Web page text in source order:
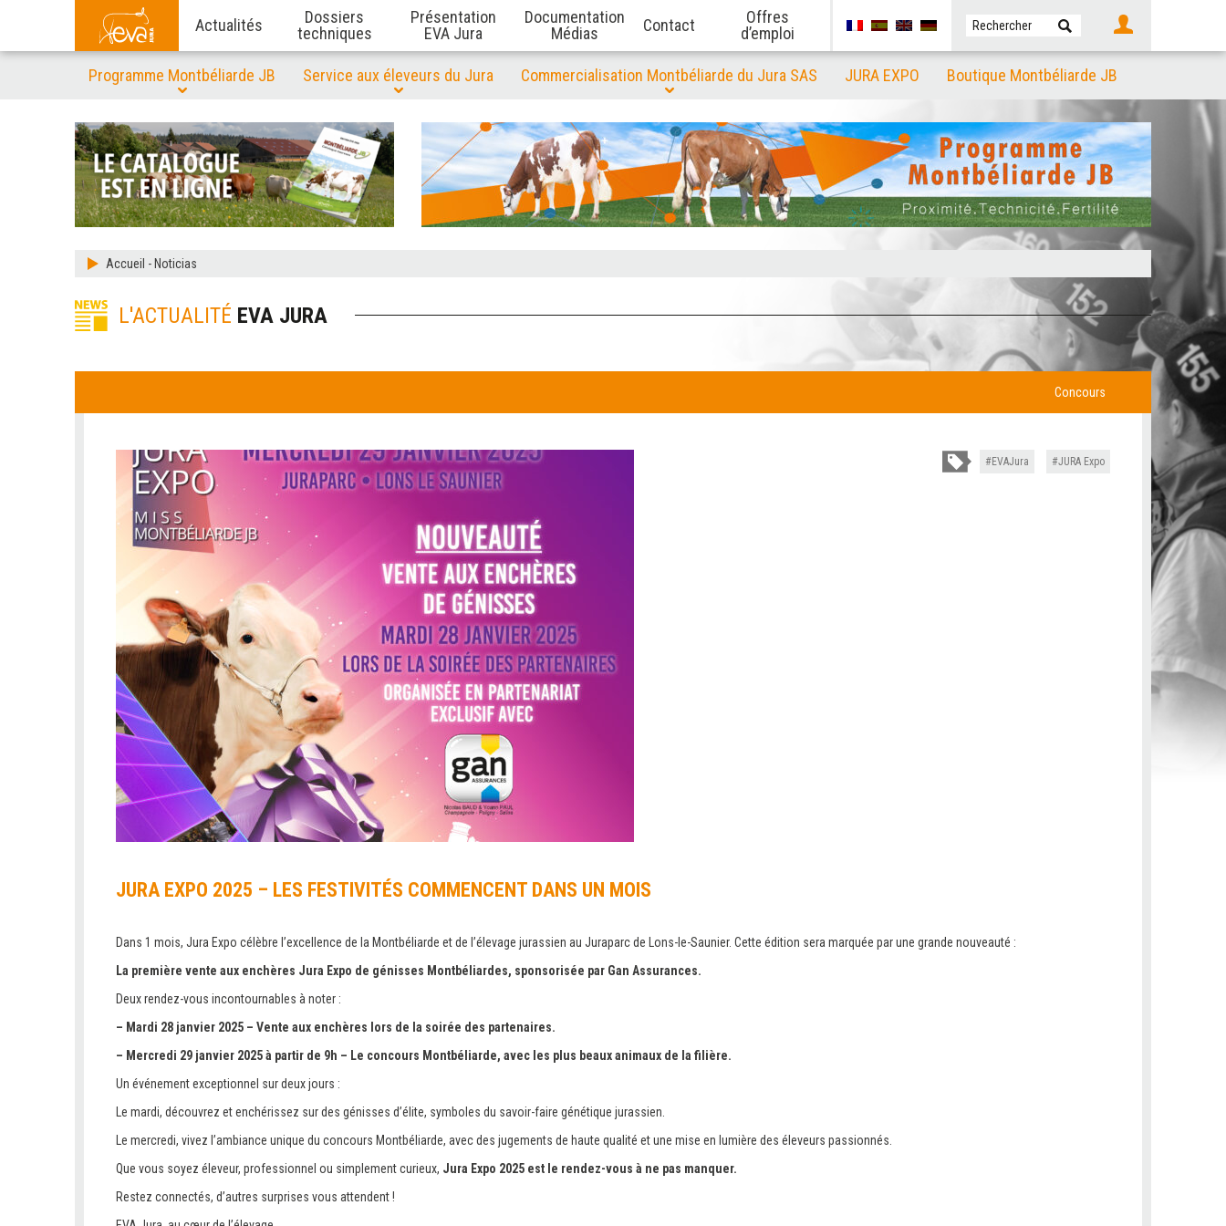
Actualités
Dossiers
techniques
Présentation
EVA Jura
Documentation
Médias
Contact
Offres
d’emploi
Programme Montbéliarde JB Service aux éleveurs du Jura Commercialisation Montbéliarde du Jura SAS JURA EXPO Boutique Montbéliarde JB
Accueil - Noticias
L'ACTUALITÉ EVA JURA
Concours
EVAJura JURA Expo
JURA EXPO 2025 – LES FESTIVITÉS COMMENCENT DANS UN MOIS
Dans 1 mois, Jura Expo célèbre l’excellence de la Montbéliarde et de l’élevage jurassien au Juraparc de Lons-le-Saunier. Cette édition sera marquée par une grande nouveauté :
La première vente aux enchères Jura Expo de génisses Montbéliardes, sponsorisée par Gan Assurances.
Deux rendez-vous incontournables à noter :
– Mardi 28 janvier 2025 – Vente aux enchères lors de la soirée des partenaires.
– Mercredi 29 janvier 2025 à partir de 9h – Le concours Montbéliarde, avec les plus beaux animaux de la filière.
Un événement exceptionnel sur deux jours :
Le mardi, découvrez et enchérissez sur des génisses d’élite, symboles du savoir-faire génétique jurassien.
Le mercredi, vivez l’ambiance unique du concours Montbéliarde, avec des jugements de haute qualité et une mise en lumière des éleveurs passionnés.
Que vous soyez éleveur, professionnel ou simplement curieux, Jura Expo 2025 est le rendez-vous à ne pas manquer.
Restez connectés, d’autres surprises vous attendent !